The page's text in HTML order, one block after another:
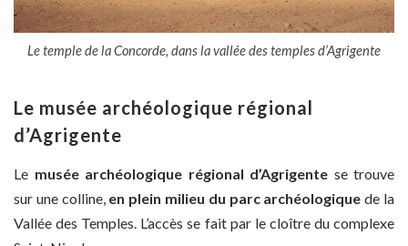
Le temple de la Concorde, dans la vallée des temples d’Agrigente
Le musée archéologique régional
d’Agrigente
Le musée archéologique régional d’Agrigente se trouve
sur une colline, en plein milieu du parc archéologique de la
Vallée des Temples. L’accès se fait par le cloître du complexe